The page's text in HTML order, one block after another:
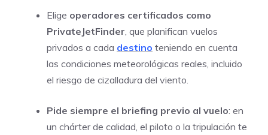
Elige operadores certificados como
PrivateJetFinder , que planifican vuelos
privados a cada destino teniendo en cuenta
las condiciones meteorológicas reales, incluido
el riesgo de cizalladura del viento.
Pide siempre el briefing previo al vuelo: en
un chárter de calidad, el piloto o la tripulación te